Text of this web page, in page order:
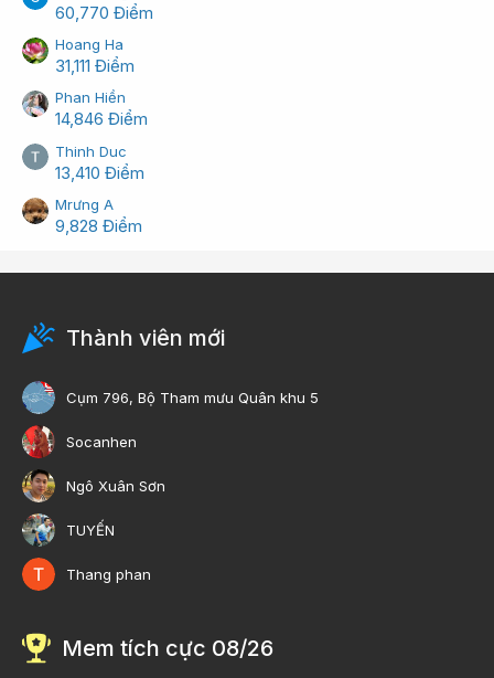
60,770 Điểm
Hoang Ha
31,111 Điểm
Phan Hiền
14,846 Điểm
Thinh Duc
13,410 Điểm
Mrưng A
9,828 Điểm
Thành viên mới
Cụm 796, Bộ Tham mưu Quân khu 5
Socanhen
Ngô Xuân Sơn
TUYẾN
Thang phan
Mem tích cực 08/26